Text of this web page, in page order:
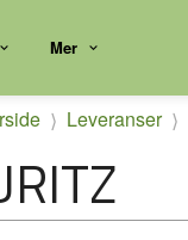
Mer
Leveranser